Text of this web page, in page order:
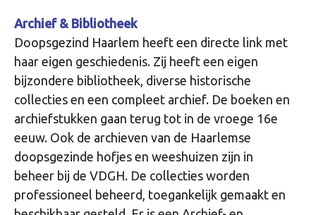
Archief & Bibliotheek
Doopsgezind Haarlem heeft een directe link met
haar eigen geschiedenis. Zij heeft een eigen
bijzondere bibliotheek, diverse historische
collecties en een compleet archief. De boeken en
archiefstukken gaan terug tot in de vroege 16e
eeuw. Ook de archieven van de Haarlemse
doopsgezinde hofjes en weeshuizen zijn in
beheer bij de VDGH. De collecties worden
professioneel beheerd, toegankelijk gemaakt en